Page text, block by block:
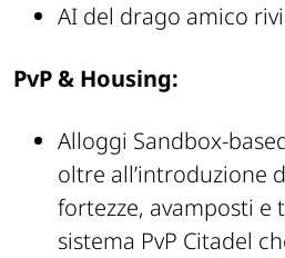
AI del drago amico
PvP & Housing:
Alloggi Sandbox-
oltre all’introduzione
fortezze, avamposti e
sistema PvP Citadel